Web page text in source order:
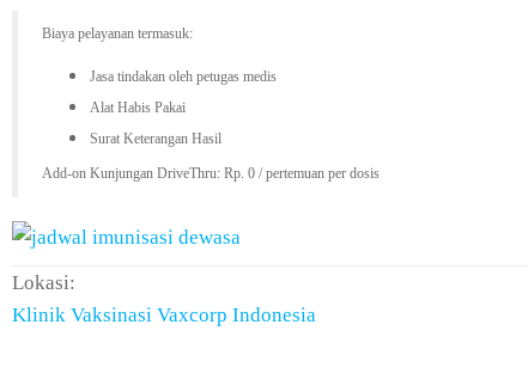
Biaya pelayanan termasuk:
Jasa tindakan oleh petugas medis
Alat Habis Pakai
Surat Keterangan Hasil
Add-on Kunjungan DriveThru: Rp. 0 / pertemuan per dosis
Lokasi:
Klinik Vaksinasi Vaxcorp Indonesia